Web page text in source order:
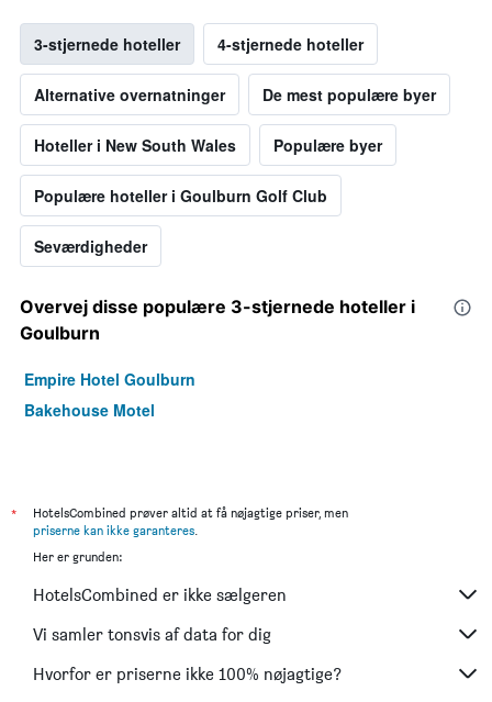
3-stjernede hoteller 4-stjernede hoteller
Alternative overnatninger De mest populære byer
Hoteller i New South Wales Populære byer
Populære hoteller i Goulburn Golf Club
Seværdigheder
Overvej disse populære 3-stjernede hoteller i
Goulburn
Empire Hotel Goulburn
Bakehouse Motel
*
HotelsCombined prøver altid at få nøjagtige priser, men
priserne kan ikke garanteres.
Her er grunden:
HotelsCombined er ikke sælgeren
Vi samler tonsvis af data for dig
Hvorfor er priserne ikke 100% nøjagtige?